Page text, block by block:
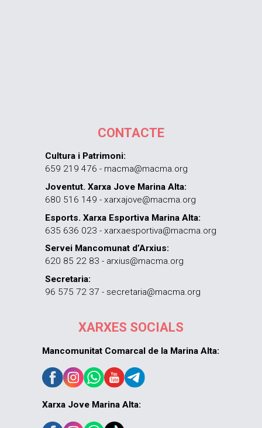
CONTACTE
Cultura i Patrimoni:
659 219 476 - macma@macma.org
Joventut. Xarxa Jove Marina Alta:
680 516 149 - xarxajove@macma.org
Esports. Xarxa Esportiva Marina Alta:
635 636 023 - xarxaesportiva@macma.org
Servei Mancomunat d’Arxius:
620 85 22 83 - arxius@macma.org
Secretaria:
96 575 72 37 - secretaria@macma.org
XARXES SOCIALS
Mancomunitat Comarcal de la Marina Alta:
Xarxa Jove Marina Alta: